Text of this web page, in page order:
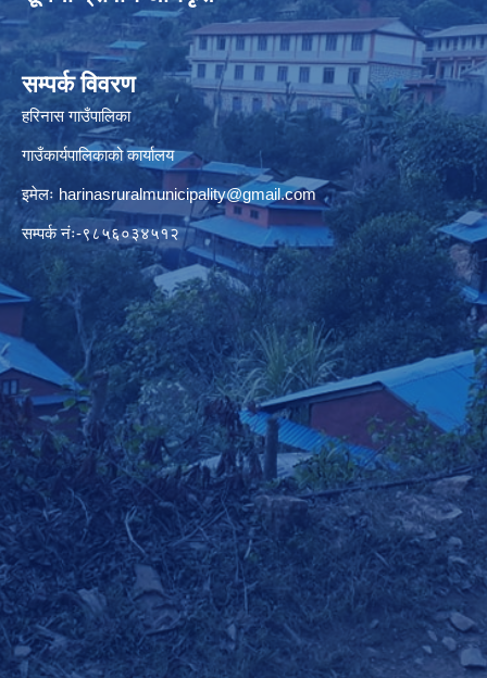
सम्पर्क विवरण
हरिनास गाउँपालिका
गाउँकार्यपालिकाको कार्यालय
इमेलः harinasruralmunicipality@gmail.com
सम्पर्क नंः-९८५६०३४५१२